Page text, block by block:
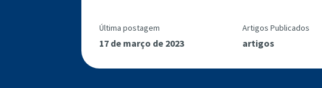
Última postagem
17 de março de 2023
Artigos Publicados
artigos